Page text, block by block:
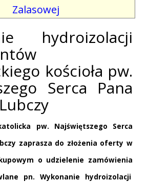
Zalasowej
hydroizolacji
kościoła pw.
Serca Pana
pw. Najświętszego Serca
zaprasza do złożenia oferty w
o udzielenie zamówienia
pn. Wykonanie hydroizolacji